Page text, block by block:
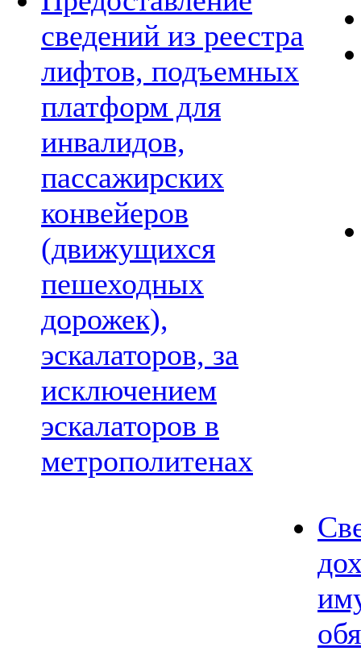
сведений из реестра
лифтов, подъемных
платформ для
инвалидов,
пассажирских
конвейеров
(движущихся
пешеходных
дорожек),
эскалаторов, за
исключением
эскалаторов в
метрополитенах